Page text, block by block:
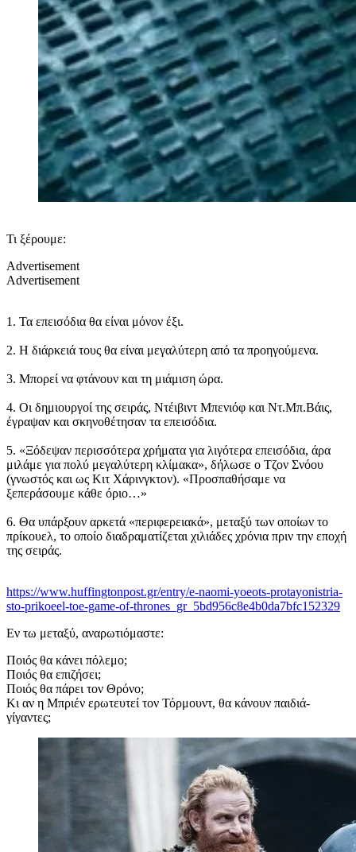
Τι ξέρουμε:
Advertisement
Advertisement
1. Τα επεισόδια θα είναι μόνον έξι.
2. Η διάρκειά τους θα είναι μεγαλύτερη από τα προηγούμενα.
3. Μπορεί να φτάνουν και τη μιάμιση ώρα.
4. Οι δημιουργοί της σειράς, Ντέιβιντ Μπενιόφ και Ντ.Μπ.Βάις,
έγραψαν και σκηνοθέτησαν τα επεισόδια.
5. «Ξόδεψαν περισσότερα χρήματα για λιγότερα επεισόδια, άρα
μιλάμε για πολύ μεγαλύτερη κλίμακα», δήλωσε ο Τζον Σνόου
(γνωστός και ως Κιτ Χάρινγκτον). «Προσπαθήσαμε να
ξεπεράσουμε κάθε όριο…»
6. Θα υπάρξουν αρκετά «περιφερειακά», μεταξύ των οποίων το
πρίκουελ, το οποίο διαδραματίζεται χιλιάδες χρόνια πριν την εποχή
της σειράς.
https://www.huffingtonpost.gr/entry/e-naomi-yoeots-protayonistria-
sto-prikoeel-toe-game-of-thrones_gr_5bd956c8e4b0da7bfc152329
Εν τω μεταξύ, αναρωτιόμαστε:
Ποιός θα κάνει πόλεμο;
Ποιός θα επιζήσει;
Ποιός θα πάρει τον Θρόνο;
Κι αν η Μπριέν ερωτευτεί τον Τόρμουντ, θα κάνουν παιδιά-
γίγαντες;